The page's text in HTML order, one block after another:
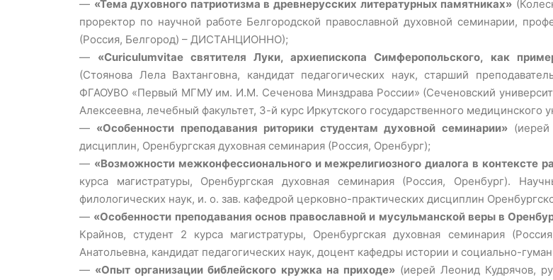
— «Тема духовного патриотизма в древнерусских литературных памятниках»
проректор по научной работе Белгородской православной духовной семинарии,
(Россия, Белгород) – ДИСТАНЦИОННО);
— «Сuriculumvitae святителя Луки, архиепископа Симферопольского, как
(Стоянова Лела Вахтанговна, кандидат педагогических наук, старший
ФГАОУВО «Первый МГМУ им. И.М. Сеченова Минздрава России» (Сеченовский
Алексеевна, лечебный факультет, 3-й курс Иркутского государственного
— «Особенности преподавания риторики студентам духовной семинарии»(иерей
дисциплин, Оренбургская духовная семинария (Россия, Оренбург);
— «Возможности межконфессионального и межрелигиозного диалога в контексте
курса магистратуры, Оренбургская духовная семинария (Россия, Оренбург).
филологических наук, и. о. зав. кафедрой церковно-практических дисциплин
— «Особенности преподавания основ православной и мусульманской веры в
Крайнов, студент 2 курса магистратуры, Оренбургская духовная семинария
Анатольевна, кандидат педагогических наук, доцент кафедры истории и социально-
— «Опыт организации библейского кружка на приходе»(иерей Леонид Кудрячов,